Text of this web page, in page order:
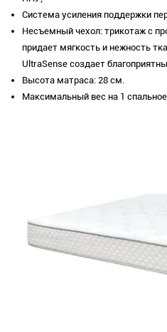
Система усиления поддержки
Несъемный чехол: трикотаж с
придает мягкость и нежность
UltraSense создает
Высота матраса: 28 см.
Максимальный вес на 1